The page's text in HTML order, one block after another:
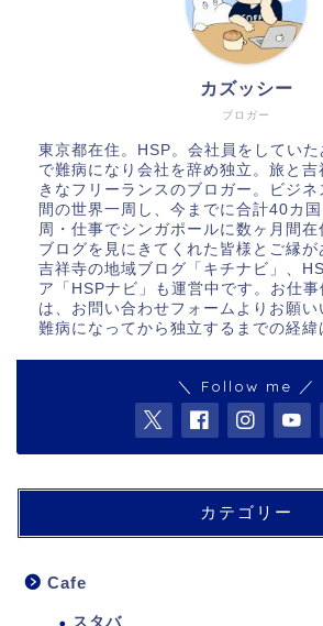
ブロガー
カズッシー
東京都在住。HSP。会社員をしていた
で難病になり会社を辞め独立。旅と
きなフリーランスのブロガー。ビジネ
間の世界一周し、今までに合計40カ
周・仕事でシンガポールに数ヶ月間
ブログを見にきてくれた皆様とご縁が
吉祥寺の地域ブログ「キチナビ」、
ア「HSPナビ」も運営中です。お仕
は、お問い合わせフォームよりお願
難病になってから独立するまでの経緯
＼ Follow me ／
カテゴリー
Cafe
スタバ